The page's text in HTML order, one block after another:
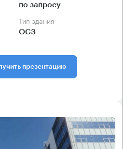
по запросу
Тип здания
ОСЗ
презентацию